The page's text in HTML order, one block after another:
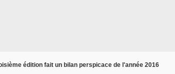
édition fait un bilan perspicace de l'année 2016